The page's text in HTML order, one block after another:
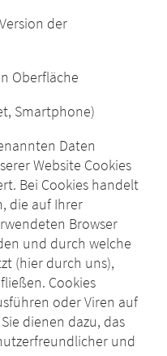
der
Oberfläche
Smartphone)
Daten
Website Cookies
Bei Cookies handelt
die auf Ihrer
Browser
und durch welche
(hier durch uns),
Cookies
oder Viren auf
dienen dazu, das
und